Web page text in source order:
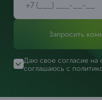
Запросить
Даю свое согласие на
соглашаюсь с